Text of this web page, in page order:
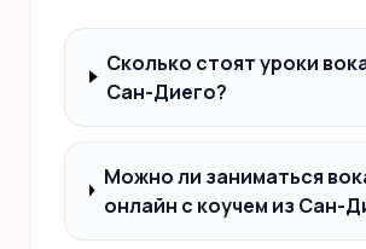
Сколько стоят уроки
Сан-Диего?
Можно ли заниматься
онлайн с коучем из Сан-